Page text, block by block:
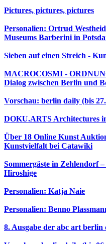
Pictures, pictures, pictures
Personalien: Ortrud
Museums Barberini in
Sieben auf einen Streich -
MACROCOSMI -
Dialog zwischen Berlin und
Vorschau: berlin daily (bis
DOKU.ARTS Architectures
Über 18 Online Kunst
Kunstvielfalt bei Catawiki
Sommergäste in Zehlendorf
Hiroshige
Personalien: Katja Naie
Personalien: Benno
8. Ausgabe der abc art